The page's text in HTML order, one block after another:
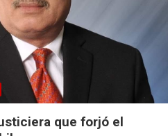
que forjó el